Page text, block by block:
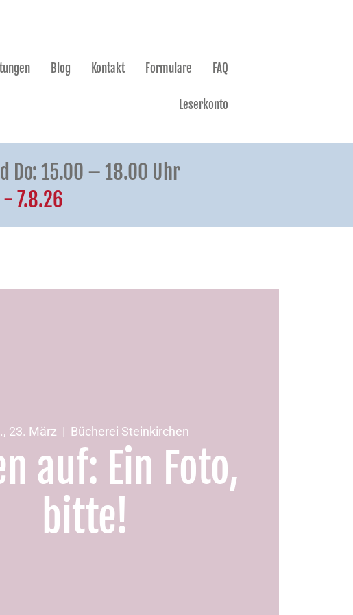
Blog Kontakt Formulare FAQ
Leserkonto
Do: 15.00 – 18.00 Uhr
7.8.26
23. März
  |
Bücherei Steinkirchen
auf: Ein Foto,
bitte!